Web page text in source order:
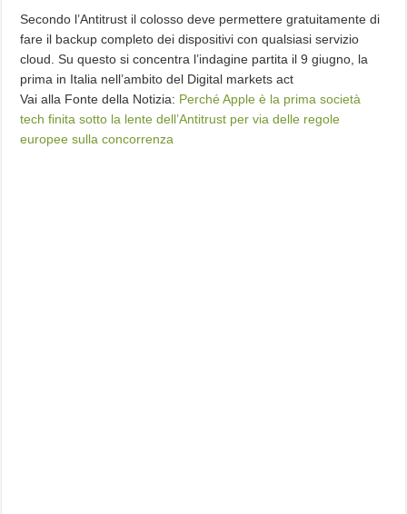
Secondo l’Antitrust il colosso deve permettere gratuitamente di
fare il backup completo dei dispositivi con qualsiasi servizio
cloud. Su questo si concentra l’indagine partita il 9 giugno, la
prima in Italia nell’ambito del Digital markets act
Vai alla Fonte della Notizia: Perché Apple è la prima società
tech finita sotto la lente dell’Antitrust per via delle regole
europee sulla concorrenza